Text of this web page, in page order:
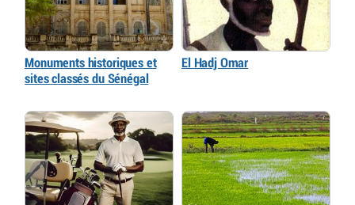
Monuments historiques et
sites classés du Sénégal
El Hadj Omar